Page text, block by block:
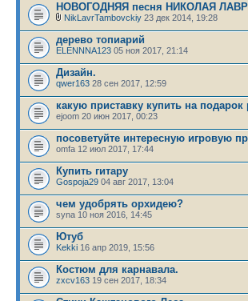
НОВОГОДНЯЯ песня НИКОЛАЯ
NikLavrTambovckiy 23 дек 2014, 19:28
дерево топиарий
ELENNNA123 05 ноя 2017, 21:14
Дизайн.
qwer163 28 сен 2017, 12:59
какую приставку купить на подарок
ejoom 20 июн 2017, 00:23
посоветуйте интересную игровую
omfa 12 июл 2017, 17:44
Купить гитару
Gospoja29 04 авг 2017, 13:04
чем удобрять орхидею?
syna 10 ноя 2016, 14:45
Ютуб
Kekki 16 апр 2019, 15:56
Костюм для карнавала.
zxcv163 19 сен 2017, 18:34